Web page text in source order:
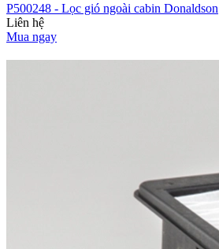
P500248 - Lọc gió ngoài cabin Donaldson
Liên hệ
Mua ngay